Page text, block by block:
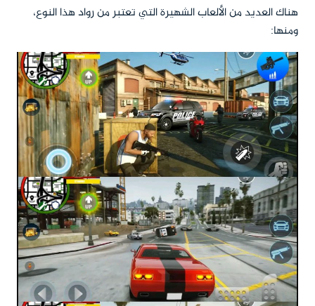
هناك العديد من الألعاب الشهيرة التي تعتبر من رواد هذا النوع،
ومنها: